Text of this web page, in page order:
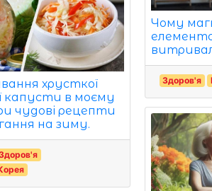
хрусткої
капусти в моєму
чудові рецепти
на зиму.
Чому
Здоров'я